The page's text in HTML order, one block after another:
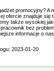
promocyjny? A
ofercie znajduje się
także wysokiej
bez
informacje o
2023-01-20